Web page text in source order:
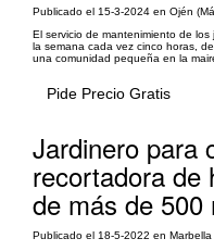
Publicado el 15-3-2024 en Ojén
El servicio de mantenimiento de
la semana cada vez cinco horas,
una comunidad pequeña en la
Pide Precio Gratis
Jardinero para
recortadora de
de más de 500
Publicado el 18-5-2022 en Marbella